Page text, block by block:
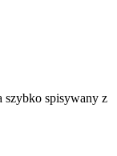
szybko spisywany z